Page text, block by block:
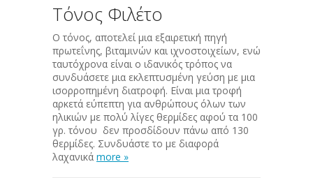
Τόνος Φιλέτο
Ο τόνος, αποτελεί μια εξαιρετική πηγή
πρωτεΐνης, βιταμινών και ιχνοστοιχείων, ενώ
ταυτόχρονα είναι ο ιδανικός τρόπος να
συνδυάσετε μια εκλεπτυσμένη γεύση με μια
ισορροπημένη διατροφή. Είναι μια τροφή
αρκετά εύπεπτη για ανθρώπους όλων των
ηλικιών με πολύ λίγες θερμίδες αφού τα 100
γρ. τόνου δεν προσδίδουν πάνω από 130
θερμίδες. Συνδυάστε το με διαφορά
λαχανικά more »